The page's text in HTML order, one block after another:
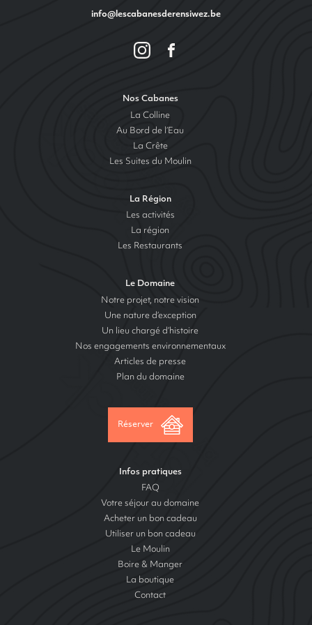
info@lescabanesderensiwez.be
Nos Cabanes
La Colline
Au Bord de l’Eau
La Crête
Les Suites du Moulin
La Région
Les activités
La région
Les Restaurants
Le Domaine
Notre projet, notre vision
Une nature d’exception
Un lieu chargé d’histoire
Nos engagements environnementaux
Articles de presse
Plan du domaine
Réserver
Infos pratiques
FAQ
Votre séjour au domaine
Acheter un bon cadeau
Utiliser un bon cadeau
Le Moulin
Boire & Manger
La boutique
Contact